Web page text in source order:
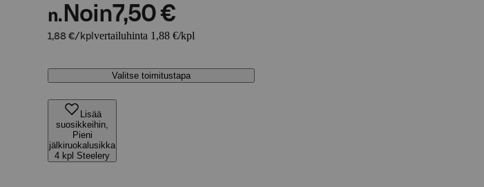
n. Noin7,50 €
1,88 €/kpl vertailuhinta 1,88 €/kpl
Valitse toimitustapa
Lisää
suosikkeihin,
Pieni
jälkiruokalusikka
4 kpl Steelery